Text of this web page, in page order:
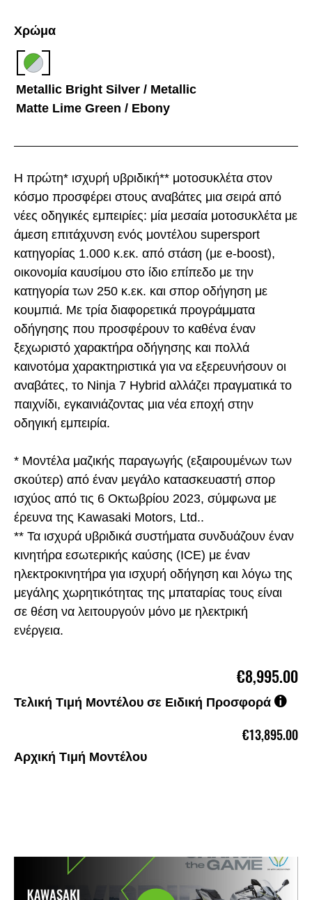
Η πρώτη* ισχυρή υβριδική** μοτοσυκλέτα στον
κόσμο προσφέρει στους αναβάτες μια σειρά από
νέες οδηγικές εμπειρίες: μία μεσαία μοτοσυκλέτα με
άμεση επιτάχυνση ενός μοντέλου supersport
κατηγορίας 1.000 κ.εκ. από στάση (με e-boost),
οικονομία καυσίμου στο ίδιο επίπεδο με την
κατηγορία των 250 κ.εκ. και σπορ οδήγηση με
κουμπιά. Με τρία διαφορετικά προγράμματα
οδήγησης που προσφέρουν το καθένα έναν
ξεχωριστό χαρακτήρα οδήγησης και πολλά
καινοτόμα χαρακτηριστικά για να εξερευνήσουν οι
αναβάτες, το Ninja 7 Hybrid αλλάζει πραγματικά το
παιχνίδι, εγκαινιάζοντας μια νέα εποχή στην
οδηγική εμπειρία.
* Μοντέλα μαζικής παραγωγής (εξαιρουμένων των
σκούτερ) από έναν μεγάλο κατασκευαστή σπορ
ισχύος από τις 6 Οκτωβρίου 2023, σύμφωνα με
έρευνα της Kawasaki Motors, Ltd..
** Τα ισχυρά υβριδικά συστήματα συνδυάζουν έναν
κινητήρα εσωτερικής καύσης (ICE) με έναν
ηλεκτροκινητήρα για ισχυρή οδήγηση και λόγω της
μεγάλης χωρητικότητας της μπαταρίας τους είναι
σε θέση να λειτουργούν μόνο με ηλεκτρική
ενέργεια.
€8,995.00
Τελική Τιμή Μοντέλου σε Ειδική Προσφορά
€13,895.00
Αρχική Τιμή Μοντέλου
Χρώμα
Metallic Bright Silver / Metallic
Matte Lime Green / Ebony